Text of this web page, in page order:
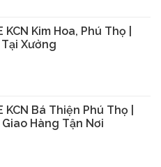
KCN Kim Hoa, Phú Thọ |
Xưởng
KCN Bá Thiện Phú Thọ |
Hàng Tận Nơi